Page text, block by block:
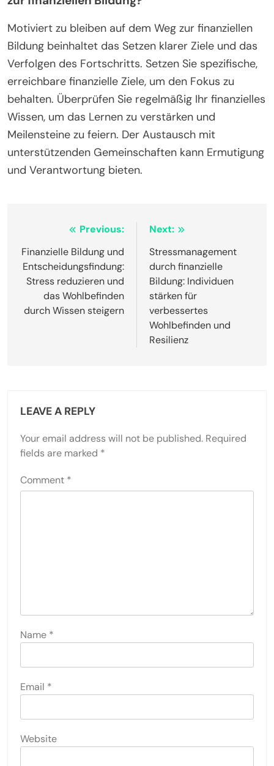
von nicht verifizierten Quellen zu schlechten
Entscheidungen führen. Das Verständnis dieser
Fallstricke verbessert die finanzielle Bildung und
reduziert Stress, was letztendlich zu einem
besseren Umgang mit Geld befähigt.
Wie kann man motiviert bleiben auf dem Weg
zur finanziellen Bildung?
Motiviert zu bleiben auf dem Weg zur finanziellen
Bildung beinhaltet das Setzen klarer Ziele und das
behalten. Überprüfen Sie regelmäßig Ihr finanzielles
Meilensteine zu feiern. Der Austausch mit
unterstützenden Gemeinschaften kann Ermutigung
und Verantwortung bieten.
Stress reduzieren und
durch Wissen steigern
verbessertes